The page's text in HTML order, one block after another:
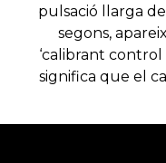
pulsació llarga
segons,
‘calibrant control
significa que el